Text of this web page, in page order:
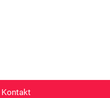
Kontakt